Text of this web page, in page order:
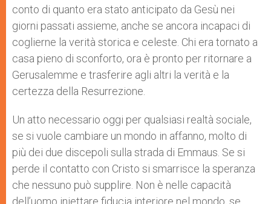
conto di quanto era stato anticipato da Gesù nei
giorni passati assieme, anche se ancora incapaci di
coglierne la verità storica e celeste. Chi era tornato a
casa pieno di sconforto, ora è pronto per ritornare a
Gerusalemme e trasferire agli altri la verità e la
certezza della Resurrezione.
Un atto necessario oggi per qualsiasi realtà sociale,
se si vuole cambiare un mondo in affanno, molto di
più dei due discepoli sulla strada di Emmaus. Se si
perde il contatto con Cristo si smarrisce la speranza
che nessuno può supplire. Non è nelle capacità
dell’uomo iniettare fiducia interiore nel mondo, se